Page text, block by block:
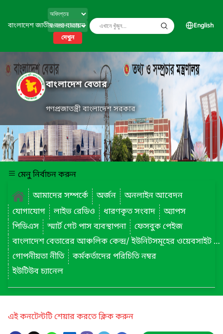
বাংলাদেশ জাতীয় তথ্য বাতায়ন
দেখুন
English
বাংলাদেশ বেতার
গণপ্রজাতন্ত্রী বাংলাদেশ সরকার
মেনু নির্বাচন করুন
আমাদের সম্পর্কে
অর্জন
অনলাইন আবেদন
যোগাযোগ
লাইভ রেডিও ধারণকৃত সংবাদ
অ্যাপস
পিডিএস
স্মার্ট গেট পাস ব্যবস্থাপনা
ফেসবুক পেইজ
বাংলাদেশ বেতারের আঞ্চলিক কেন্দ্র/ ইউনিটসমূহের ওয়েবসাইট লিংক
গোপনীয়তা নীতি
কর্মকর্তাদের পরিচিতি নম্বর
ইউটিউব চ্যানেল
এই কনটেন্টটি শেয়ার করতে ক্লিক করুন